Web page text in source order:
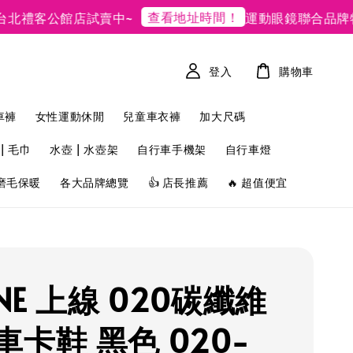
客公館店試賣中~ 查看地址時間！ 運動眼鏡聯合品牌特賣
褲 女性運動休閒 兒童車衣褲 加大尺碼
毛巾 水壺 | 水壺架 自行車手機架 自行車燈
毛保暖 各大品牌總覽 👍 店長推薦 🔥 超值便宜
登入 購物車
上線 020碳纖維
卡鞋 黑色 020-